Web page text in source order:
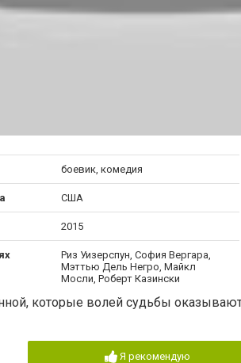
боевик, комедия
США
2015
Риз Уизерспун, София Вергара,
Мэттью Дель Негро, Майкл
Мосли, Роберт Казински
которые волей судьбы
Я рекомендую